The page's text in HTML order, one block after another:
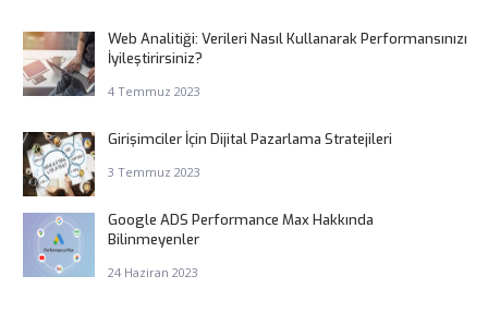
Web Analitiği: Verileri Nasıl Kullanarak Performansınızı
İyileştirirsiniz?
4 Temmuz 2023
Girişimciler İçin Dijital Pazarlama Stratejileri
3 Temmuz 2023
Google ADS Performance Max Hakkında
Bilinmeyenler
24 Haziran 2023